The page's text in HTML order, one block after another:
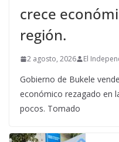
crece
región.
2 agosto, 2026 El
Gobierno de Bukele
económico rezagado en
pocos. Tomado